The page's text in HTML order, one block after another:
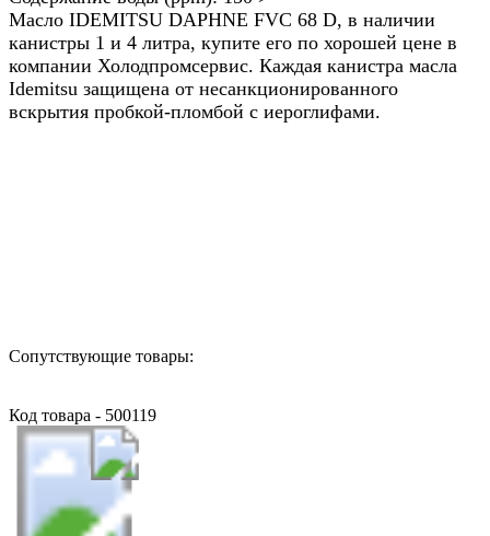
Масло IDEMITSU DAPHNE FVC 68 D, в наличии
канистры 1 и 4 литра, купите его по хорошей цене в
компании Холодпромсервис. Каждая канистра масла
Idemitsu защищена от несанкционированного
вскрытия пробкой-пломбой с иероглифами.
Сопутствующие товары:
Код товара - 500119